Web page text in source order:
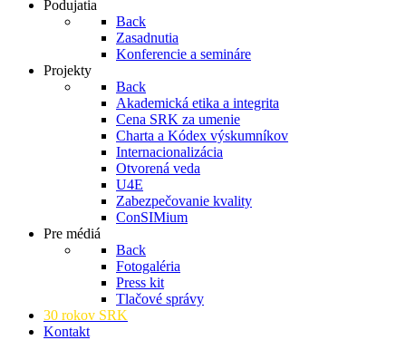
Podujatia
Back
Zasadnutia
Konferencie a semináre
Projekty
Back
Akademická etika a integrita
Cena SRK za umenie
Charta a Kódex výskumníkov
Internacionalizácia
Otvorená veda
U4E
Zabezpečovanie kvality
ConSIMium
Pre médiá
Back
Fotogaléria
Press kit
Tlačové správy
30 rokov SRK
Kontakt